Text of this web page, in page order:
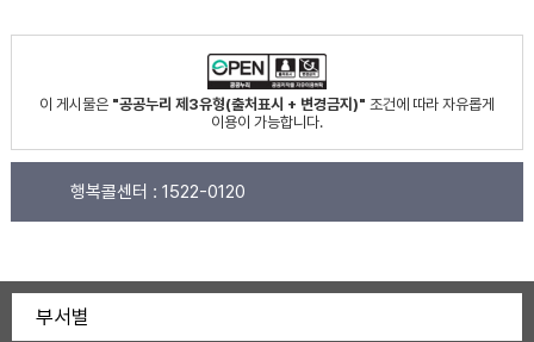
이 게시물은 "공공누리 제3유형(출처표시 + 변경금지)" 조건에 따라 자유롭게
이용이 가능합니다.
행복콜센터 : 1522-0120
부서별